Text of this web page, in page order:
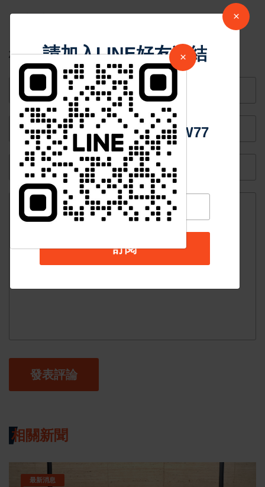
日常儀式感
臺灣留下珍
貴遺產深化
臺日雙邊關
回覆
您的Email不會被公開。
發表評論
相關新聞
最新消息
×
請加入LINE好友連結
中 華 超 傳 媒
Https://reurl.cc/adqW77
訂閱
×